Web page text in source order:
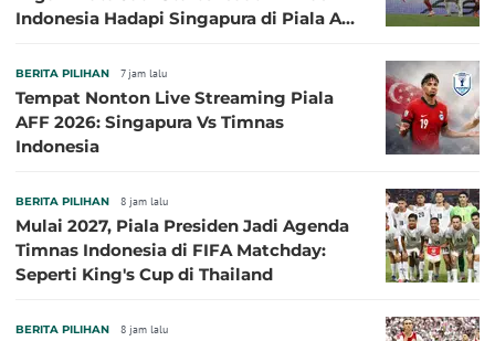
Indonesia Hadapi Singapura di Piala AFF
BERITA PILIHAN 7 jam lalu
Tempat Nonton Live Streaming Piala
AFF 2026: Singapura Vs Timnas
Indonesia
BERITA PILIHAN 8 jam lalu
Mulai 2027, Piala Presiden Jadi Agenda
Timnas Indonesia di FIFA Matchday:
Seperti King's Cup di Thailand
BERITA PILIHAN 8 jam lalu